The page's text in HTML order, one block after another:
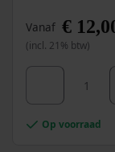
Vanaf €
(incl. 21% btw)
Wixx White
Dit
heeft
meerdere
Op voorraad